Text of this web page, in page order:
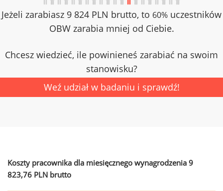
Jeżeli zarabiasz 9 824 PLN brutto, to 60% uczestników
OBW zarabia mniej od Ciebie.
Chcesz wiedzieć, ile powinieneś zarabiać na swoim
stanowisku?
Weź udział w badaniu i sprawdź!
Koszty pracownika dla miesięcznego wynagrodzenia 9
823,76 PLN brutto